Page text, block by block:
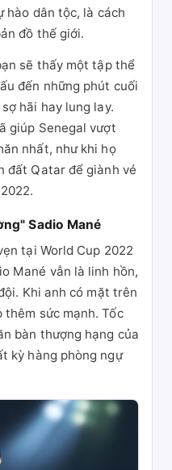
hào dân tộc, là cách
đồ thế giới.
sẽ thấy một tập thể
đến những phút cuối
hãi hay lung lay.
giúp Senegal vượt
nhất, như khi họ
đất Qatar để giành vé
Sadio Mané
tại World Cup 2022
Mané vẫn là linh hồn,
Khi anh có mặt trên
thêm sức mạnh. Tốc
bàn thượng hạng của
kỳ hàng phòng ngự